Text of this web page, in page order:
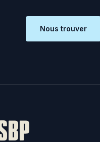
Nous trouver